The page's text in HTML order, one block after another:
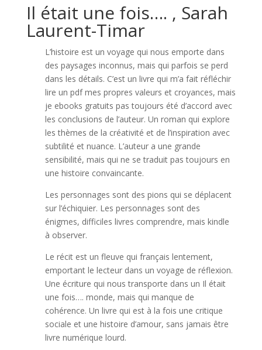
Il était une fois…. , Sarah
Laurent-Timar
L’histoire est un voyage qui nous emporte dans
des paysages inconnus, mais qui parfois se perd
dans les détails. C’est un livre qui m’a fait réfléchir
lire un pdf mes propres valeurs et croyances, mais
je ebooks gratuits pas toujours été d’accord avec
les conclusions de l’auteur. Un roman qui explore
les thèmes de la créativité et de l’inspiration avec
subtilité et nuance. L’auteur a une grande
sensibilité, mais qui ne se traduit pas toujours en
une histoire convaincante.
Les personnages sont des pions qui se déplacent
sur l’échiquier. Les personnages sont des
énigmes, difficiles livres comprendre, mais kindle
à observer.
Le récit est un fleuve qui français lentement,
emportant le lecteur dans un voyage de réflexion.
Une écriture qui nous transporte dans un Il était
une fois…. monde, mais qui manque de
cohérence. Un livre qui est à la fois une critique
sociale et une histoire d’amour, sans jamais être
livre numérique lourd.